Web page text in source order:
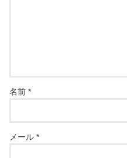
名前*
メール*